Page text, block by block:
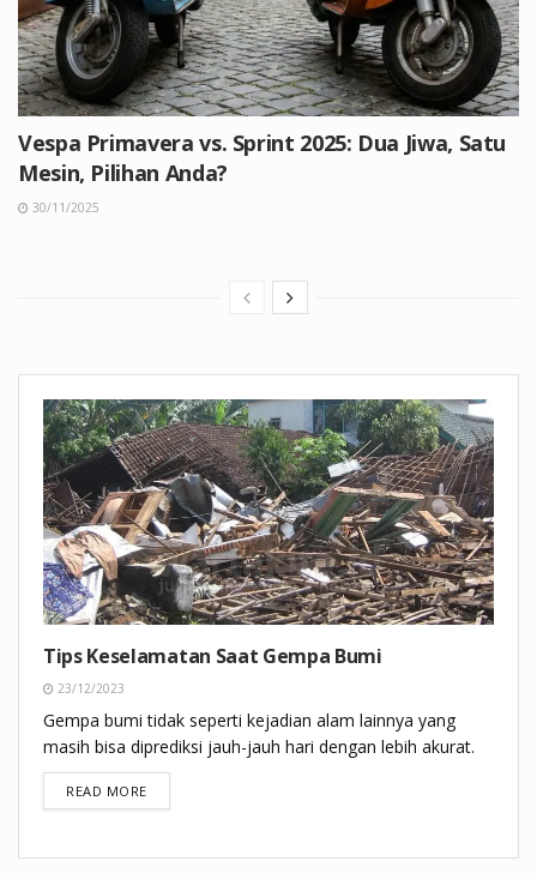
Vespa Primavera vs. Sprint 2025: Dua Jiwa, Satu
Mesin, Pilihan Anda?
30/11/2025
Tips Keselamatan Saat Gempa Bumi
23/12/2023
Gempa bumi tidak seperti kejadian alam lainnya yang
masih bisa diprediksi jauh-jauh hari dengan lebih akurat.
READ MOREDETAILS